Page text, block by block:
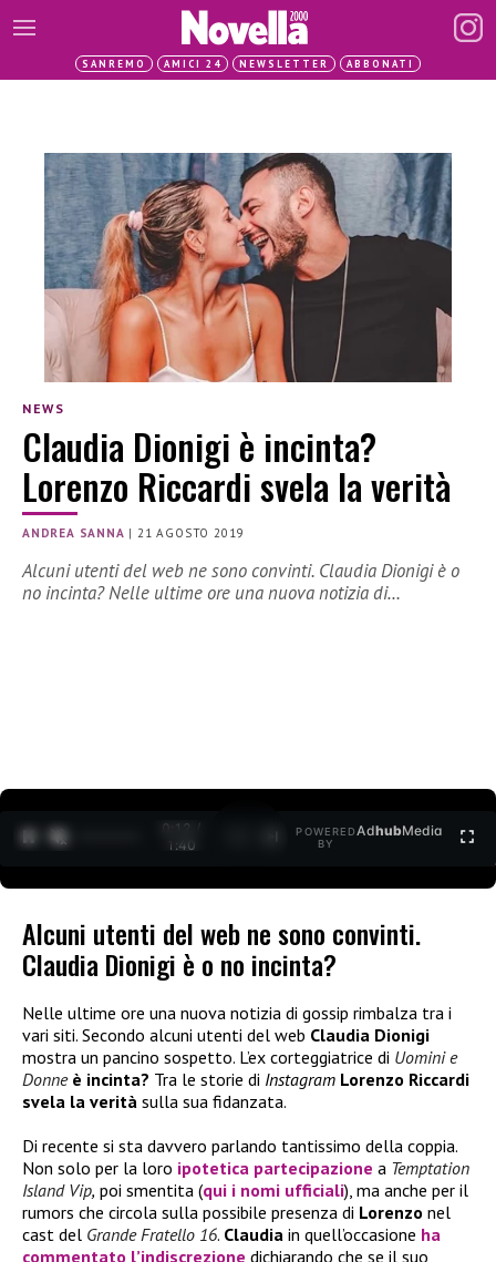
SANREMO AMICI 24 NEWSLETTER ABBONATI
NEWS
Claudia Dionigi è incinta?
Lorenzo Riccardi svela la verità
ANDREA SANNA |21 AGOSTO 2019
Alcuni utenti del web ne sono convinti. Claudia Dionigi è o
no incinta? Nelle ultime ore una nuova notizia di…
0:12 /
1:40
POWERED
BY
AdhubMedia
Alcuni utenti del web ne sono convinti.
Claudia Dionigi è o no incinta?
Nelle ultime ore una nuova notizia di gossip rimbalza tra i
vari siti. Secondo alcuni utenti del web Claudia Dionigi
mostra un pancino sospetto. L’ex corteggiatrice di Uomini e
Donneè incinta? Tra le storie di Instagram Lorenzo Riccardi
svela la verità sulla sua fidanzata.
Di recente si sta davvero parlando tantissimo della coppia.
Non solo per la loro ipotetica partecipazione a Temptation
Island Vip, poi smentita (qui i nomi ufficiali), ma anche per il
rumors che circola sulla possibile presenza di Lorenzo nel
cast del Grande Fratello 16. Claudia in quell’occasione ha
commentato l’indiscrezione dichiarando che se il suo